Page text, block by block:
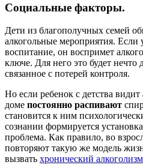
Социальные факторы.
Дети из благополучных семей
алкогольные мероприятия. Если
воспитание, он воспримет
ключе. Для него это будет нечто
связанное с потерей контроля.
Но если ребенок с детства
доме постоянно распивают
становится к ним
сознании формируется
проблема. Как правило, во
повторяют такую же модель
вызвать хронический алкоголизм